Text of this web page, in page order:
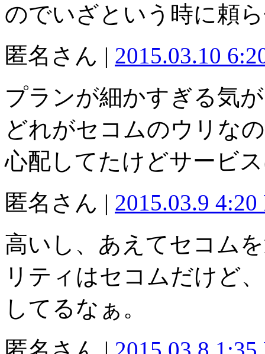
のでいざという時に頼
匿名さん | 2015.03.10
プランが細かすぎる気
どれがセコムのウリな
心配してたけどサービ
匿名さん | 2015.03.9 4:20
高いし、あえてセコム
リティはセコムだけど
してるなぁ。